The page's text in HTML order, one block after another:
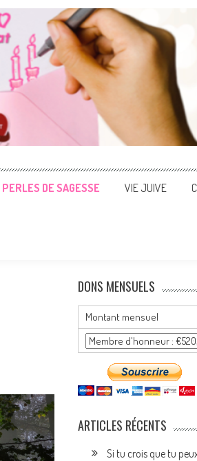
PERLES DE SAGESSE VIE JUIVE
DONS MENSUELS
Montant mensuel
ARTICLES RÉCENTS
Si tu crois que tu